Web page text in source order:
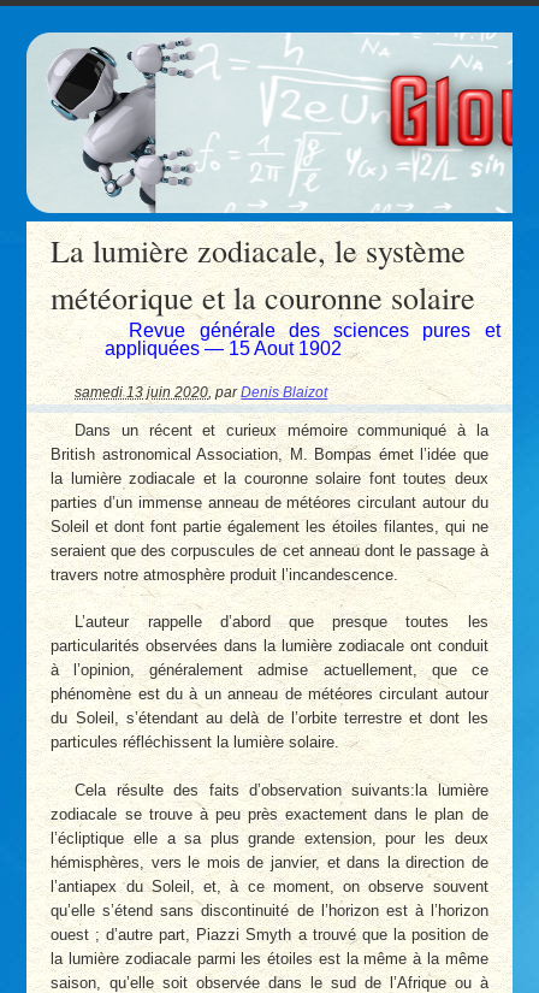
La lumière zodiacale, le système
météorique et la couronne solaire
Revue générale des sciences pures et
appliquées — 15 Aout 1902
samedi 13 juin 2020,parDenis Blaizot
Dans un récent et curieux mémoire communiqué à la
British astronomical Association, M. Bompas émet l’idée que
la lumière zodiacale et la couronne solaire font toutes deux
parties d’un immense anneau de météores circulant autour du
Soleil et dont font partie également les étoiles filantes, qui ne
seraient que des corpuscules de cet anneau dont le passage à
travers notre atmosphère produit l’incandescence.
L’auteur rappelle d’abord que presque toutes les
particularités observées dans la lumière zodiacale ont conduit
à l’opinion, généralement admise actuellement, que ce
phénomène est du à un anneau de météores circulant autour
du Soleil, s’étendant au delà de l’orbite terrestre et dont les
particules réfléchissent la lumière solaire.
Cela résulte des faits d’observation suivants:la lumière
zodiacale se trouve à peu près exactement dans le plan de
l’écliptique elle a sa plus grande extension, pour les deux
hémisphères, vers le mois de janvier, et dans la direction de
l’antiapex du Soleil, et, à ce moment, on observe souvent
qu’elle s’étend sans discontinuité de l’horizon est à l’horizon
ouest ; d’autre part, Piazzi Smyth a trouvé que la position de
la lumière zodiacale parmi les étoiles est la même à la même
saison, qu’elle soit observée dans le sud de l’Afrique ou à